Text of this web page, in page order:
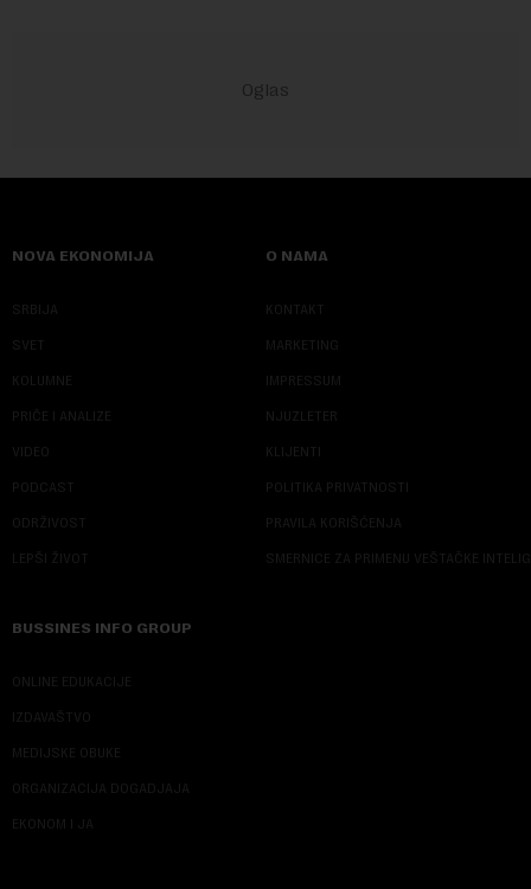
NOVA EKONOMIJA
SRBIJA
SVET
KOLUMNE
PRIČE I ANALIZE
VIDEO
PODCAST
ODRŽIVOST
LEPŠI ŽIVOT
O NAMA
KONTAKT
MARKETING
IMPRESSUM
NJUZLETER
KLIJENTI
POLITIKA PRIVATNOSTI
PRAVILA KORIŠĆENJA
SMERNICE ZA PRIMENU VEŠTAČKE
BUSSINES INFO GROUP
ONLINE EDUKACIJE
IZDAVAŠTVO
MEDIJSKE OBUKE
ORGANIZACIJA DOGADJAJA
EKONOM I JA